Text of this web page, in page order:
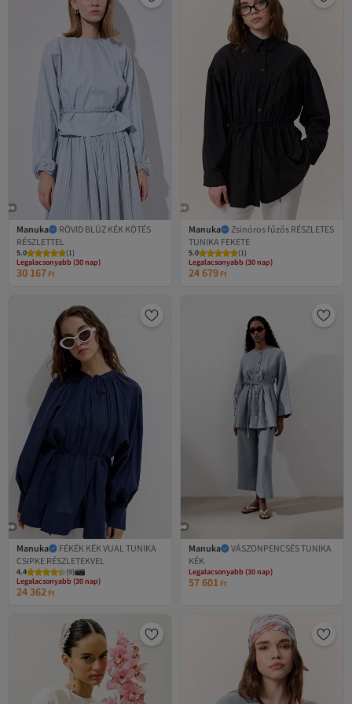
Manuka
RÖVID BLÚZ KÉK KÖTÉS
RÉSZLETTEL
5.0 (1)
Legalacsonyabb (30 nap)
Ingyenes szállítás
Legalacsonyabb (30 nap)
30 167 Ft
Manuka
Zsinóros fűzős RÉSZLETES
TUNIKA FEKETE
5.0 (1)
Legalacsonyabb (30 nap)
Ingyenes szállítás
Legalacsonyabb (30 nap)
24 679 Ft
Manuka
FÉKÉK KÉK VUAL TUNIKA
CSIPKE RÉSZLETEKVEL
4.4 (9)
Legalacsonyabb (30 nap)
Ingyenes szállítás
Legalacsonyabb (30 nap)
24 362 Ft
Manuka
VÁSZONPENCSÉS TUNIKA
KÉK
Legalacsonyabb (30 nap)
Ingyenes szállítás
Legalacsonyabb (30 nap)
57 601 Ft